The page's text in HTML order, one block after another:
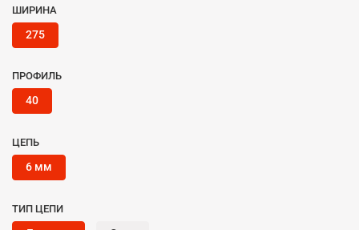
ШИРИНА
275
ПРОФИЛЬ
40
ЦЕПЬ
6 мм
ТИП ЦЕПИ